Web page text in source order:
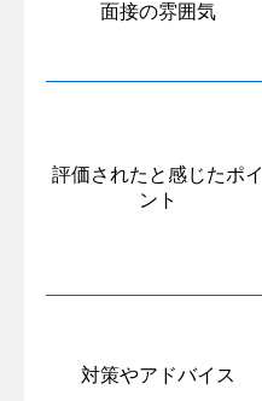
面接の雰囲気
評価されたと感じたポイ
ント
対策やアドバイス